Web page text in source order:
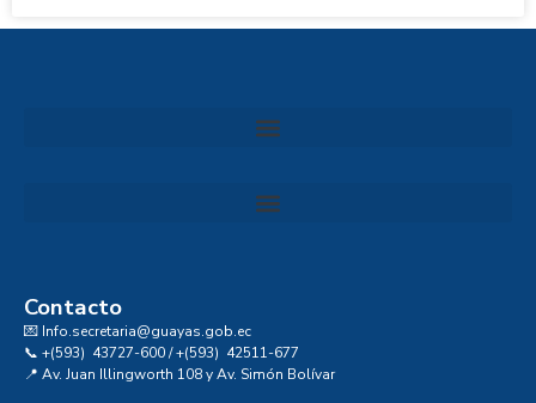
Contacto
💌 Info.secretaria@guayas.gob.ec
📞 +(593) 43727-600 / +(593) 42511-677
📍 Av. Juan Illingworth 108 y Av. Simón Bolívar